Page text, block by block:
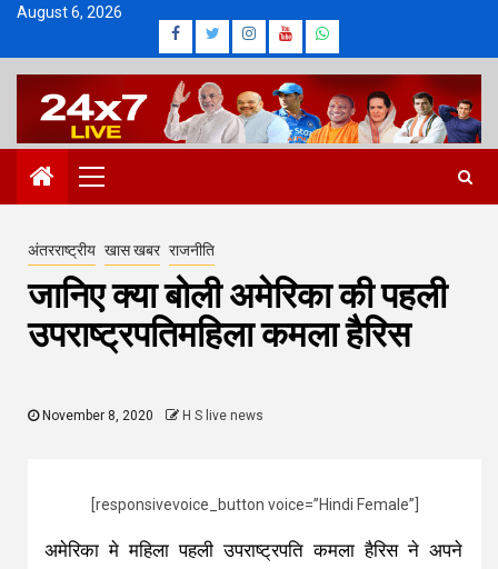
Skip
content
August 6, 2026
Facebook
Twitter
Instagram
Youtube
Whatsapp
Primary
Menu
अंतरराष्ट्रीय खास खबर राजनीति
जानिए क्या बोली अमेरिका की पहली
उपराष्ट्रपतिमहिला कमला हैरिस
November 8, 2020 H S live news
[responsivevoice_button voice=”Hindi Female”]
अमेरिका मे महिला पहली उपराष्ट्रपति कमला हैरिस ने अपने